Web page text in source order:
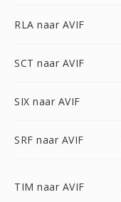
RLA naar AVIF
SCT naar AVIF
SIX naar AVIF
SRF naar AVIF
TIM naar AVIF